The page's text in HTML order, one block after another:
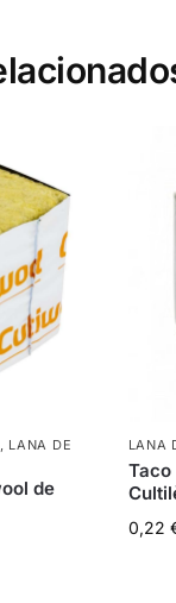
, LANA DE
de
LANA
Taco
0,22